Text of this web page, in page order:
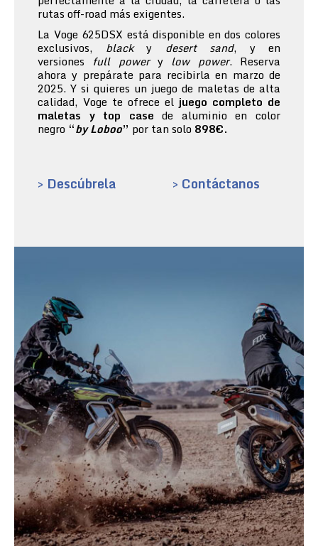
rutas off-road más exigentes.
La Voge 625DSX está disponible en dos colores
exclusivos, blacky desert sand, y en
versiones full powery low power. Reserva
ahora y prepárate para recibirla en marzo de
2025. Y si quieres un juego de maletas de alta
calidad, Voge te ofrece el juego completo de
maletas y top case de aluminio en color
negro “by Loboo” por tan solo 898€.
> Descúbrela > Contáctanos